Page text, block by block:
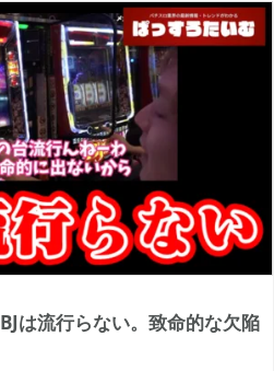
は流行らない。致命的な欠陥